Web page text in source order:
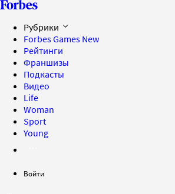
Рубрики
Forbes Games New
Рейтинги
Франшизы
Подкасты
Видео
Life
Woman
Sport
Young
Войти